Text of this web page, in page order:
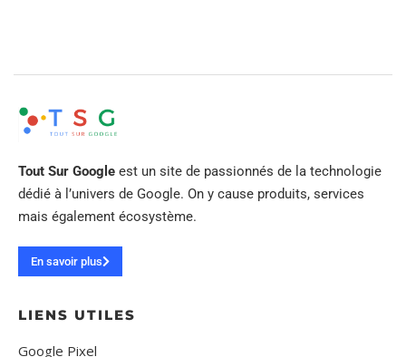
Tout Sur Google est un site de passionnés de la technologie
dédié à l’univers de Google. On y cause produits, services
mais également écosystème.
En savoir plus
LIENS UTILES
Google Pixel